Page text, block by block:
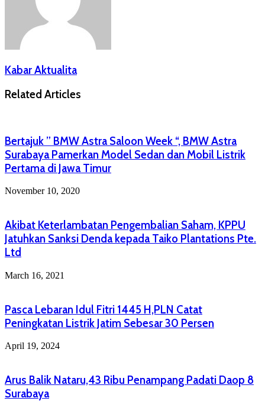
Kabar Aktualita
Related Articles
Bertajuk ” BMW Astra Saloon Week “, BMW Astra
Surabaya Pamerkan Model Sedan dan Mobil Listrik
Pertama di Jawa Timur
November 10, 2020
Akibat Keterlambatan Pengembalian Saham, KPPU
Jatuhkan Sanksi Denda kepada Taiko Plantations Pte.
Ltd
March 16, 2021
Pasca Lebaran Idul Fitri 1445 H,PLN Catat
Peningkatan Listrik Jatim Sebesar 30 Persen
April 19, 2024
Arus Balik Nataru,43 Ribu Penampang Padati Daop 8
Surabaya